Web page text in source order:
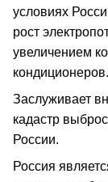
условиях
рост
увеличением
кондиционеров.
Заслуживает
кадастр
России.
Россия